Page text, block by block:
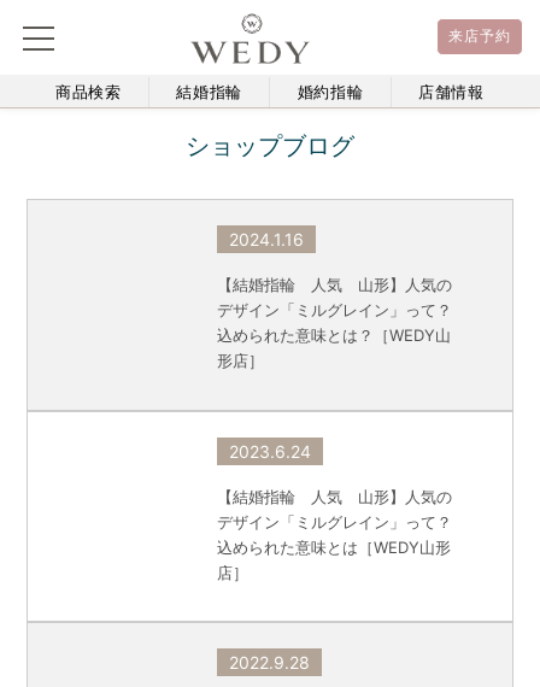
来店予約
商品検索 結婚指輪 婚約指輪 店舗情報
ショップブログ
2024.1.16
【結婚指輪 人気 山形】人気の
デザイン「ミルグレイン」って？
込められた意味とは？［WEDY山
形店］
2023.6.24
【結婚指輪 人気 山形】人気の
デザイン「ミルグレイン」って？
込められた意味とは［WEDY山形
店］
2022.9.28